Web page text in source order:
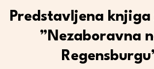
Predstavljena knjiga
”Nezaboravna